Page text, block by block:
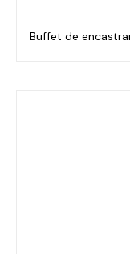
Buffet de